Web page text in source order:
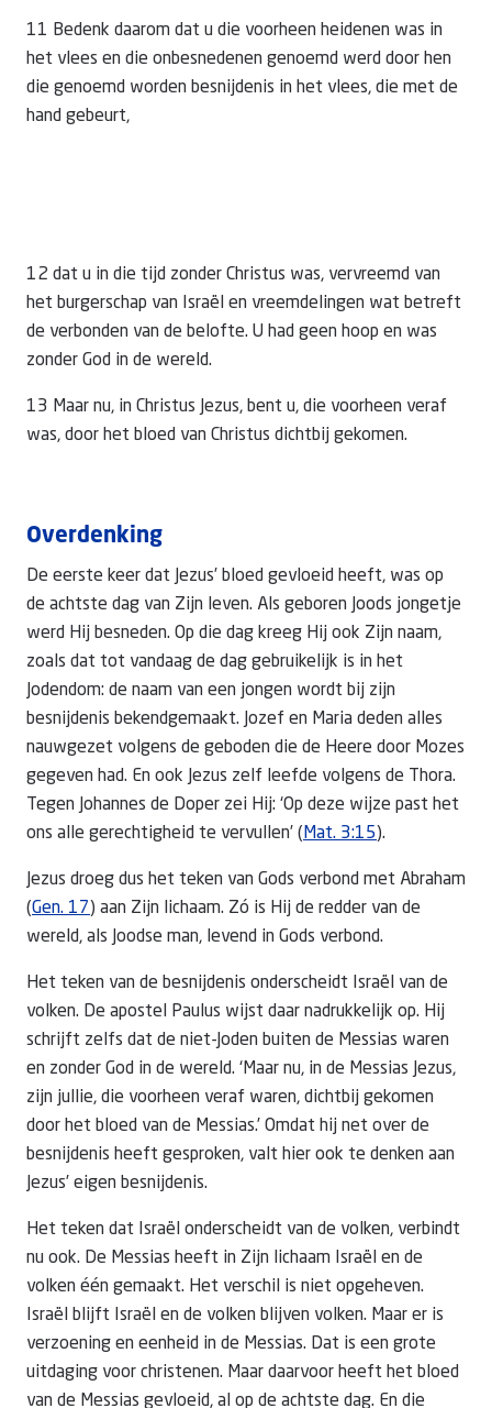
11 Bedenk daarom dat u die voorheen heidenen was in
het vlees en die onbesnedenen genoemd werd door hen
die genoemd worden besnijdenis in het vlees, die met de
hand gebeurt,
12 dat u in die tijd zonder Christus was, vervreemd van
het burgerschap van Israël en vreemdelingen wat betreft
de verbonden van de belofte. U had geen hoop en was
zonder God in de wereld.
13 Maar nu, in Christus Jezus, bent u, die voorheen veraf
was, door het bloed van Christus dichtbij gekomen.
Overdenking
De eerste keer dat Jezus’ bloed gevloeid heeft, was op
de achtste dag van Zijn leven. Als geboren Joods jongetje
werd Hij besneden. Op die dag kreeg Hij ook Zijn naam,
zoals dat tot vandaag de dag gebruikelijk is in het
Jodendom: de naam van een jongen wordt bij zijn
besnijdenis bekendgemaakt. Jozef en Maria deden alles
nauwgezet volgens de geboden die de Heere door Mozes
gegeven had. En ook Jezus zelf leefde volgens de Thora.
Tegen Johannes de Doper zei Hij: ‘Op deze wijze past het
ons alle gerechtigheid te vervullen’ ( Mat. 3:15).
Jezus droeg dus het teken van Gods verbond met Abraham
(Gen. 17) aan Zijn lichaam. Zó is Hij de redder van de
wereld, als Joodse man, levend in Gods verbond.
Het teken van de besnijdenis onderscheidt Israël van de
volken. De apostel Paulus wijst daar nadrukkelijk op. Hij
schrijft zelfs dat de niet-Joden buiten de Messias waren
en zonder God in de wereld. ‘Maar nu, in de Messias Jezus,
zijn jullie, die voorheen veraf waren, dichtbij gekomen
door het bloed van de Messias.’ Omdat hij net over de
besnijdenis heeft gesproken, valt hier ook te denken aan
Jezus’ eigen besnijdenis.
Het teken dat Israël onderscheidt van de volken, verbindt
nu ook. De Messias heeft in Zijn lichaam Israël en de
volken één gemaakt. Het verschil is niet opgeheven.
Israël blijft Israël en de volken blijven volken. Maar er is
verzoening en eenheid in de Messias. Dat is een grote
uitdaging voor christenen. Maar daarvoor heeft het bloed
van de Messias gevloeid, al op de achtste dag. En die